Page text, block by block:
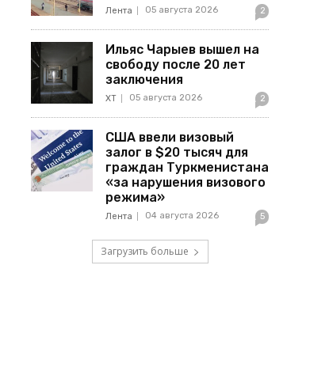
Лента 05 августа 2026 2
Ильяс Чарыев вышел на
свободу после 20 лет
заключения
ХТ 05 августа 2026 2
США ввели визовый
залог в $20 тысяч для
граждан Туркменистана
«за нарушения визового
режима»
Лента 04 августа 2026 5
Загрузить больше